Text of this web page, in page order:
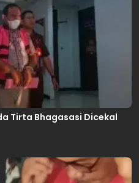
Tirta Bhagasasi Dicekal